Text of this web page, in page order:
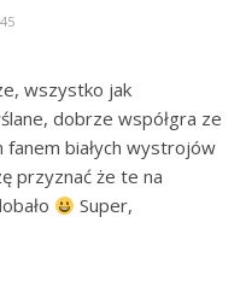
wszystko jak
dobrze współgra ze
fanem białych wystrojów
przyznać że te na
Super,